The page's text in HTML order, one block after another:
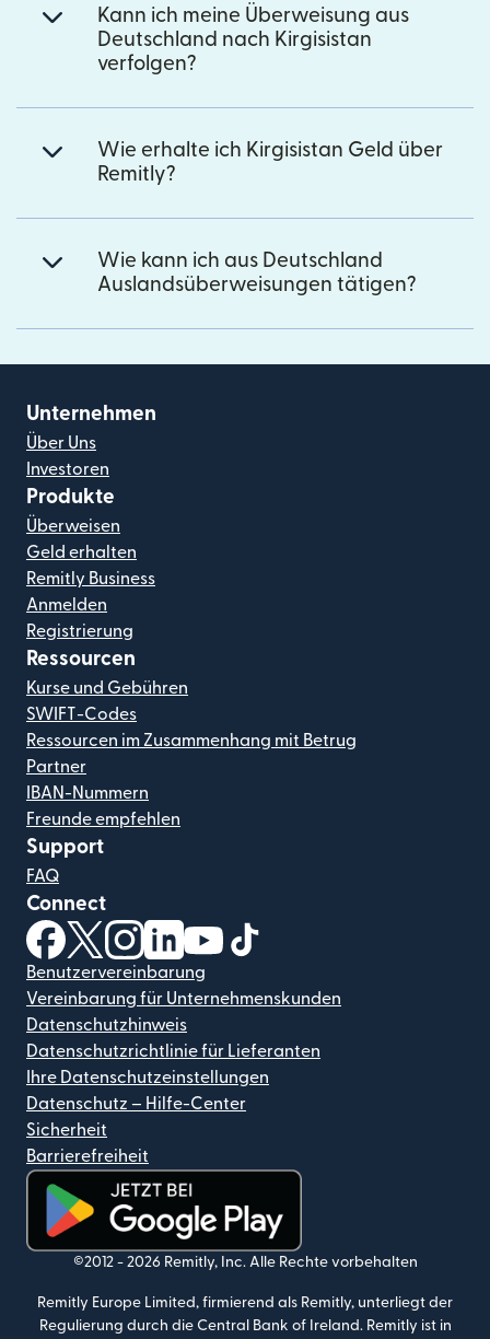
Kann ich meine Überweisung aus
Deutschland nach Kirgisistan
verfolgen?
Wie erhalte ich Kirgisistan Geld über
Remitly?
Wie kann ich aus Deutschland
Auslandsüberweisungen tätigen?
Unternehmen
Über Uns
Investoren
Produkte
Überweisen
Geld erhalten
Remitly Business
Anmelden
Registrierung
Ressourcen
Kurse und Gebühren
SWIFT-Codes
Ressourcen im Zusammenhang mit Betrug
Partner
IBAN-Nummern
Freunde empfehlen
Support
FAQ
Connect
(wird in einem neuen Fenster geöffnet)
(wird in einem neuen Fenster geöffnet)
(wird in einem neuen Fenster geöffnet)
(wird in einem neuen Fenster geöffnet)
(wird in einem neuen Fenster
Benutzervereinbarung
Vereinbarung für Unternehmenskunden
Datenschutzhinweis
Datenschutzrichtlinie für Lieferanten
Ihre Datenschutzeinstellungen
Datenschutz – Hilfe-Center
Sicherheit
Barrierefreiheit
(wird in einem neuen Fenster geöffnet)
©2012 - 2026 Remitly, Inc. Alle Rechte vorbehalten
Remitly Europe Limited, firmierend als Remitly, unterliegt der
Regulierung durch die Central Bank of Ireland. Remitly ist in